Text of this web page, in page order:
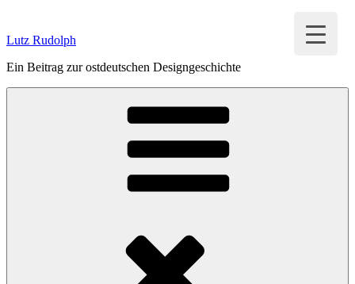
springen
Lutz Rudolph
Ein Beitrag zur ostdeutschen Designgeschichte